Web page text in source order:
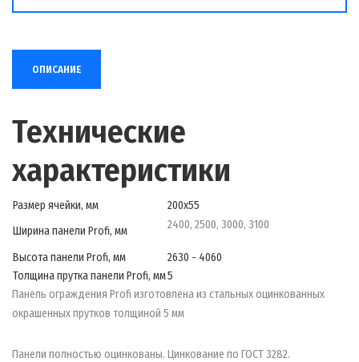
ОПИСАНИЕ
Технические
характеристики
Размер ячейки, мм
200х55
Ширина панели Profi, мм
2400, 2500, 3000, 3100
Высота панели Profi, мм
2630 - 4060
Толщина прутка панели Profi, мм5
Панель ограждения Profi изготовлена из стальных оцинкованных
окрашенных прутков толщиной 5 мм
Панели полностью оцинкованы. Цинкование по ГОСТ 3282.